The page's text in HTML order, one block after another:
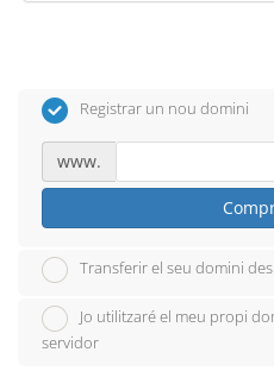
Registrar un nou domini
www.
Transferir el seu domini
Jo utilitzaré el meu propi
servidor